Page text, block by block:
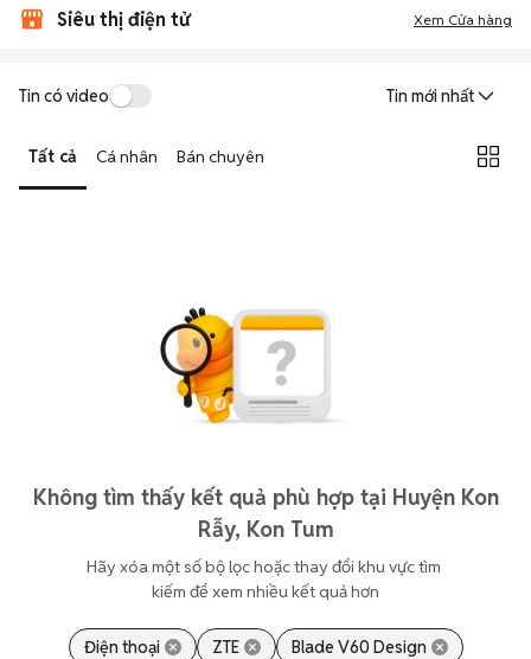
Siêu thị điện tử Xem Cửa hàng
Tin có video Tin mới nhất
Tất cả Cá nhân Bán chuyên
Không tìm thấy kết quả phù hợp tại Huyện Kon
Rẫy, Kon Tum
Hãy xóa một số bộ lọc hoặc thay đổi khu vực tìm
kiếm để xem nhiều kết quả hơn
Điện thoại ZTE Blade V60 Design